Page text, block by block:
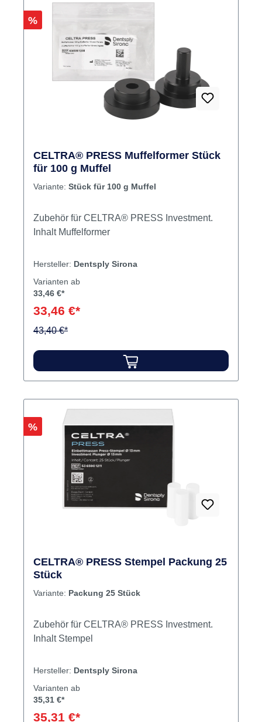
Rabatt
%
CELTRA® PRESS Muffelformer Stück
für 100 g Muffel
Variante: Stück für 100 g Muffel
Zubehör für CELTRA® PRESS Investment.
Inhalt Muffelformer
Hersteller: Dentsply Sirona
Varianten ab
33,46 €*
33,46 €*
43,40 €*
Rabatt
%
CELTRA® PRESS Stempel Packung 25
Stück
Variante: Packung 25 Stück
Zubehör für CELTRA® PRESS Investment.
Inhalt Stempel
Hersteller: Dentsply Sirona
Varianten ab
35,31 €*
35,31 €*